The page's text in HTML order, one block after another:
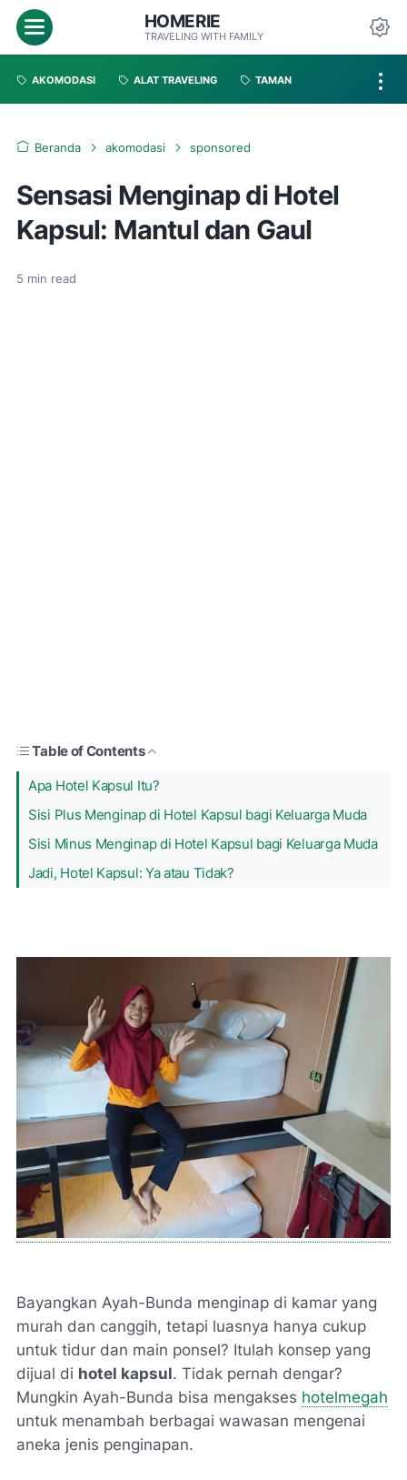
HOMERIE
TRAVELING WITH FAMILY
AKOMODASI ALAT TRAVELING TAMAN
Beranda akomodasi sponsored
Sensasi Menginap di Hotel
Kapsul: Mantul dan Gaul
5 min read
Table of Contents
Apa Hotel Kapsul Itu?
Sisi Plus Menginap di Hotel Kapsul bagi Keluarga Muda
Sisi Minus Menginap di Hotel Kapsul bagi Keluarga Muda
Jadi, Hotel Kapsul: Ya atau Tidak?
Bayangkan Ayah-Bunda menginap di kamar yang
murah dan canggih, tetapi luasnya hanya cukup
untuk tidur dan main ponsel? Itulah konsep yang
dijual di hotel kapsul. Tidak pernah dengar?
Mungkin Ayah-Bunda bisa mengakses hotelmegah
untuk menambah berbagai wawasan mengenai
aneka jenis penginapan.